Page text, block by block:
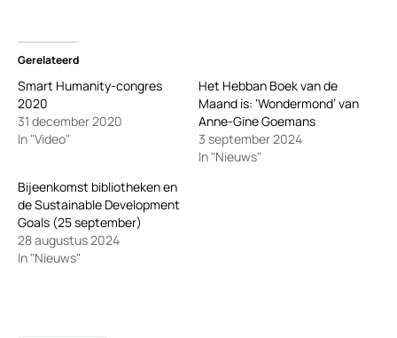
Gerelateerd
Smart Humanity-congres
2020
31 december 2020
In "Video"
Het Hebban Boek van de
Maand is: ‘Wondermond’ van
Anne-Gine Goemans
3 september 2024
In "Nieuws"
Bijeenkomst bibliotheken en
de Sustainable Development
Goals (25 september)
28 augustus 2024
In "Nieuws"